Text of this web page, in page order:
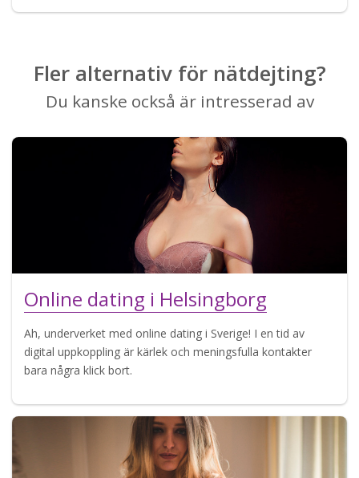
Fler alternativ för nätdejting?
Du kanske också är intresserad av
Online dating i Helsingborg
Ah, underverket med online dating i Sverige! I en tid av
digital uppkoppling är kärlek och meningsfulla kontakter
bara några klick bort.